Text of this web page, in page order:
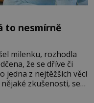
to nesmírně
milenku, rozhodla
že se dříve či
jedna z nejtěžších věcí
zkušenosti, se